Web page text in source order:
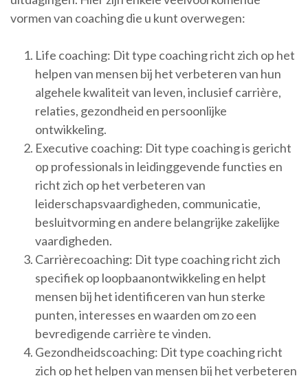
vormen van coaching die u kunt overwegen:
Life coaching: Dit type coaching richt zich op het
helpen van mensen bij het verbeteren van hun
algehele kwaliteit van leven, inclusief carrière,
relaties, gezondheid en persoonlijke
ontwikkeling.
Executive coaching: Dit type coaching is gericht
op professionals in leidinggevende functies en
richt zich op het verbeteren van
leiderschapsvaardigheden, communicatie,
besluitvorming en andere belangrijke zakelijke
vaardigheden.
Carrièrecoaching: Dit type coaching richt zich
specifiek op loopbaanontwikkeling en helpt
mensen bij het identificeren van hun sterke
punten, interesses en waarden om zo een
bevredigende carrière te vinden.
Gezondheidscoaching: Dit type coaching richt
zich op het helpen van mensen bij het verbeteren